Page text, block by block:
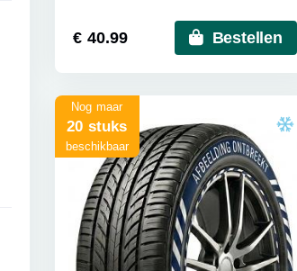
€ 40.99 Bestellen
Nog maar
20 stuks
beschikbaar